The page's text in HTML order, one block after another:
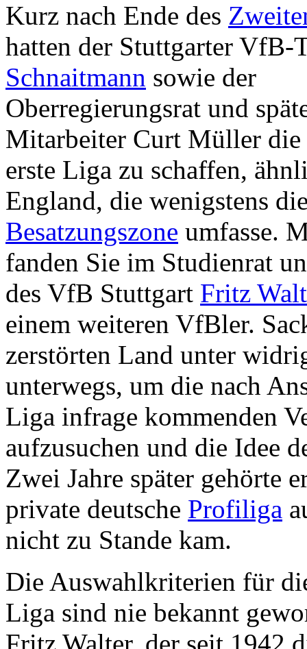
Kurz nach Ende des
hatten der Stuttgarter VfB-
Schnaitmann sowie der
Oberregierungsrat und
Mitarbeiter Curt Müller die
erste Liga zu schaffen,
England, die wenigstens
Besatzungszone umfasse.
fanden Sie im Studienrat
des VfB Stuttgart Fritz
einem weiteren VfBler.
zerstörten Land unter
unterwegs, um die nach
Liga infrage kommenden
aufzusuchen und die Idee
Zwei Jahre später gehörte
private deutsche Profiliga
nicht zu Stande kam.
Die Auswahlkriterien für
Liga sind nie bekannt